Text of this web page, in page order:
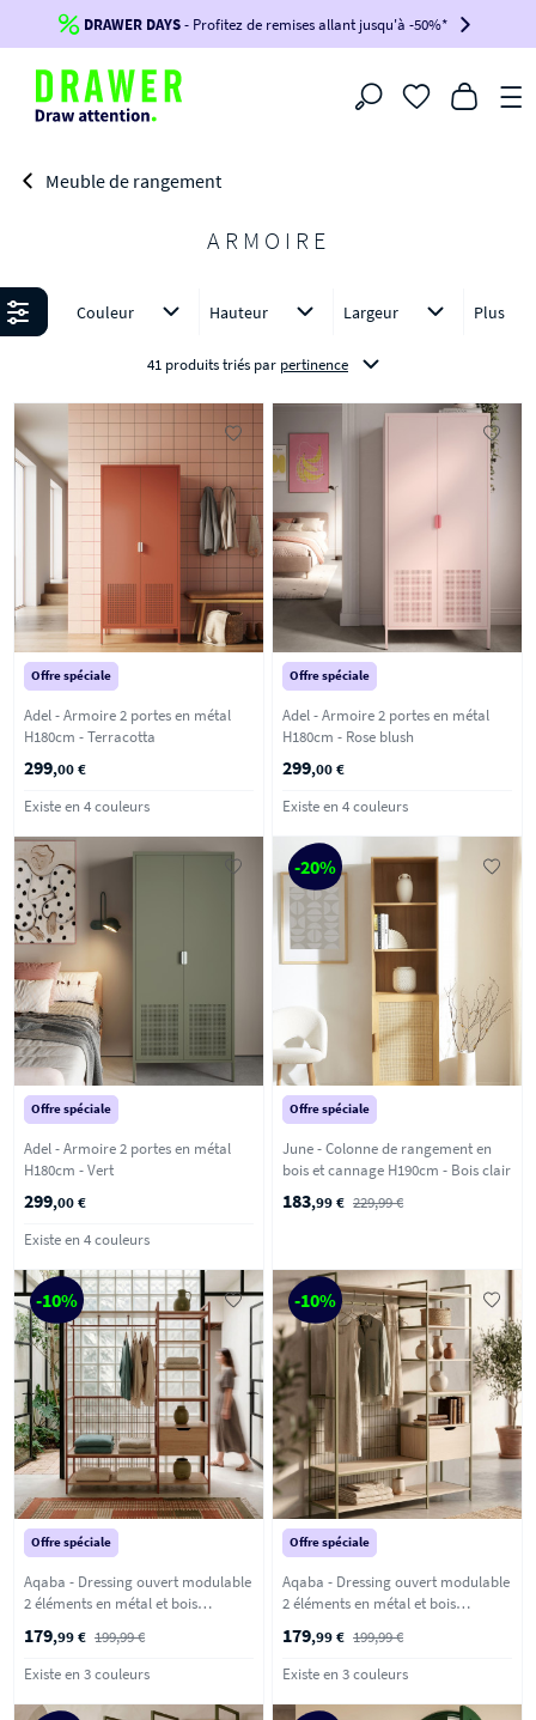
Jusqu'à-100€*sur votre commande !
BIKINI100
-voir conditions en bas de page-
DRAWER DAYS- Profitez de remises allant jusqu'à -50%*
Filtrer
Meuble de rangement
ARMOIRE
Affiner Couleur Hauteur Largeur Plus
41 produits triés par pertinence
Offre spéciale
Adel - Armoire 2 portes en métal
H180cm - Terracotta
299,00 €
Existe en 4 couleurs
Offre spéciale
Adel - Armoire 2 portes en métal
H180cm - Rose blush
299,00 €
Existe en 4 couleurs
Offre spéciale
Adel - Armoire 2 portes en métal
H180cm - Vert
299,00 €
Existe en 4 couleurs
-20%
Offre spéciale
June - Colonne de rangement en
bois et cannage H190cm - Bois clair
183,99 € 229,99 €
-10%
Offre spéciale
Aqaba - Dressing ouvert modulable
2 éléments en métal et bois
179,99 € 199,99 €
Existe en 3 couleurs
-10%
Offre spéciale
Aqaba - Dressing ouvert modulable
2 éléments en métal et bois
179,99 € 199,99 €
Existe en 3 couleurs